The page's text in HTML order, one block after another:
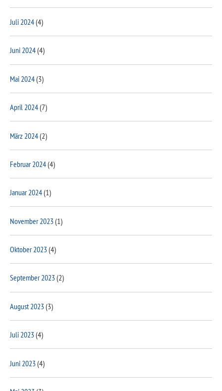
Juli 2024(4)
Juni 2024(4)
Mai 2024(3)
April 2024(7)
März 2024(2)
Februar 2024(4)
Januar 2024(1)
November 2023(1)
Oktober 2023(4)
September 2023(2)
August 2023(3)
Juli 2023(4)
Juni 2023(4)